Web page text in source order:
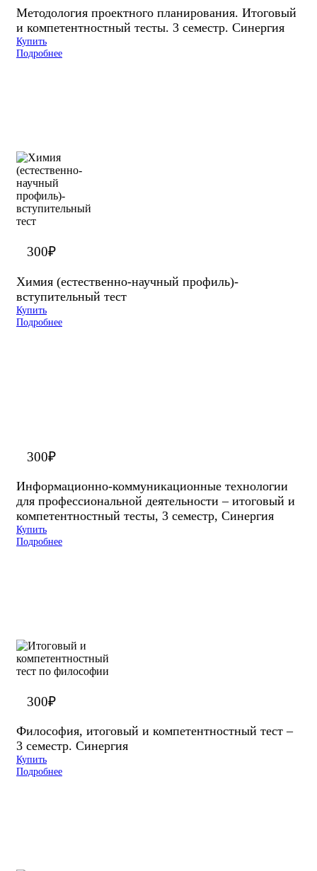
Методология проектного планирования. Итоговый
и компетентностный тесты. 3 семестр. Синергия
Купить
Подробнее
300₽
Химия (естественно-научный профиль)-
вступительный тест
Купить
Подробнее
300₽
Информационно-коммуникационные технологии
для профессиональной деятельности – итоговый и
компетентностный тесты, 3 семестр, Синергия
Купить
Подробнее
300₽
Философия, итоговый и компетентностный тест –
3 семестр. Синергия
Купить
Подробнее